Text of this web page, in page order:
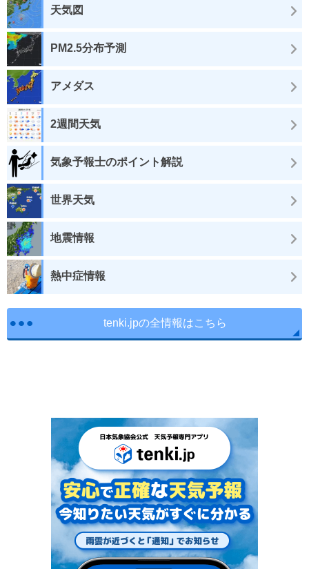
天気図
PM2.5分布予測
アメダス
2週間天気
気象予報士のポイント解説
世界天気
地震情報
熱中症情報
tenki.jpの全情報はこちら